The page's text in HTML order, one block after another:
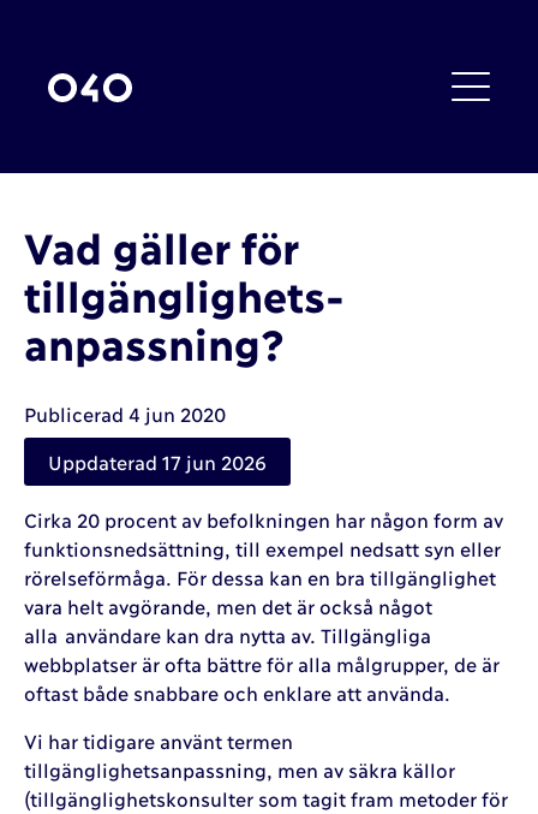
Vad gäller för
tillgänglighets-
anpassning?
Publicerad 4 jun 2020
Uppdaterad 17 jun 2026
Cirka 20 procent av befolkningen har någon form av
funktionsnedsättning, till exempel nedsatt syn eller
rörelseförmåga. För dessa kan en bra tillgänglighet
vara helt avgörande, men det är också något
alla användare kan dra nytta av. Tillgängliga
webbplatser är ofta bättre för alla målgrupper, de är
oftast både snabbare och enklare att använda.
Vi har tidigare använt termen
tillgänglighetsanpassning, men av säkra källor
(tillgänglighetskonsulter som tagit fram metoder för